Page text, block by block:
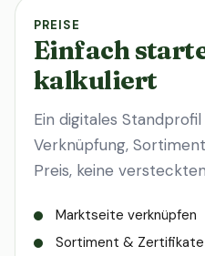
PREISE
Einfach
kalkuliert
Ein digitales
Verknüpfung,
Preis, keine
Marktseite verknüpfen
Sortiment &